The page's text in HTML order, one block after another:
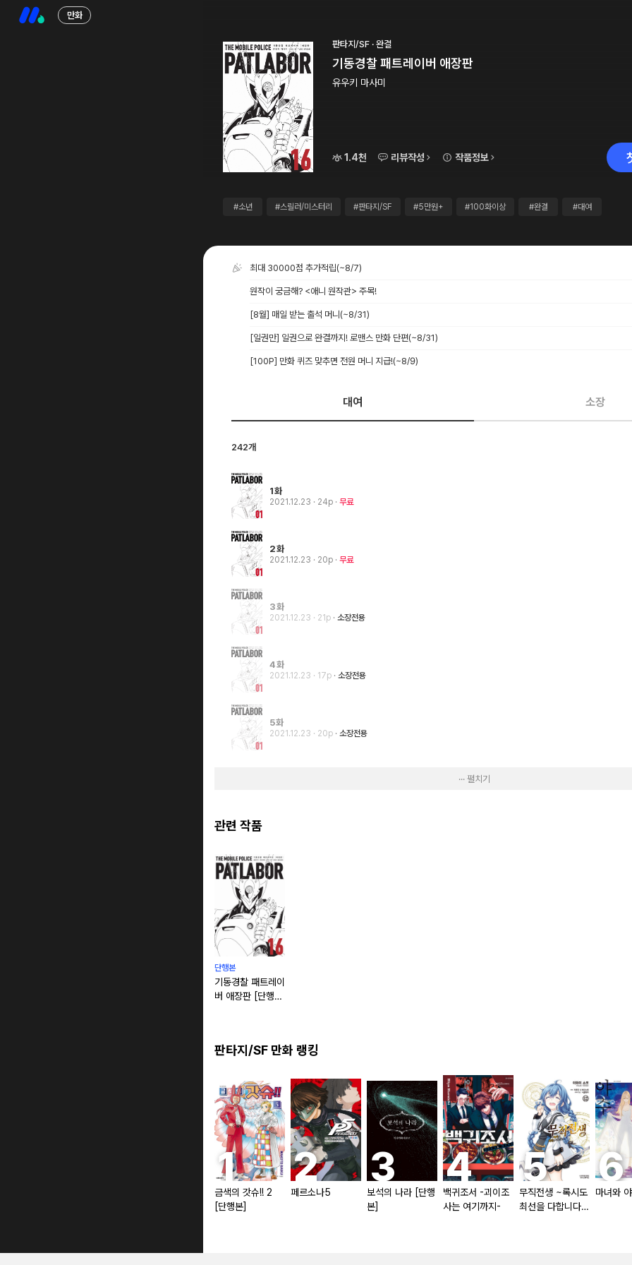
만화
판타지/SF · 완결
기동경찰 패트레이버 애장판
유우키 마사미
1.4천 리뷰작성 작품정보
#소년 #스릴러/미스터리 #판타지/SF #5만원+ #100화이상 #완결 #대여
최대 30000점 추가적립(~8/7)
원작이 궁금해? <애니 원작관> 주목!
[8월] 매일 받는 출석 머니 (~8/31)
[일권만] 일권으로 완결까지! 로맨스 만화 단편(~8/31)
[100P] 만화 퀴즈 맞추면 전원 머니 지급!(~8/9)
대여 소장
242개
1화
2021.12.23 · 24p 무료
2화
2021.12.23 · 20p 무료
3화
2021.12.23 · 21p 소장전용
4화
2021.12.23 · 17p 소장전용
5화
2021.12.23 · 20p 소장전용
··· 펼치기
관련 작품
단행본
기동경찰 패트레이
버 애장판 [단행
판타지/SF 만화 랭킹
금색의 갓슈!! 2
[단행본]
페르소나5
보석의 나라 [단행
본]
백귀조서 -괴이조
사는 여기까지-
무직전생 ~록시도
최선을 다합니다~
마녀와